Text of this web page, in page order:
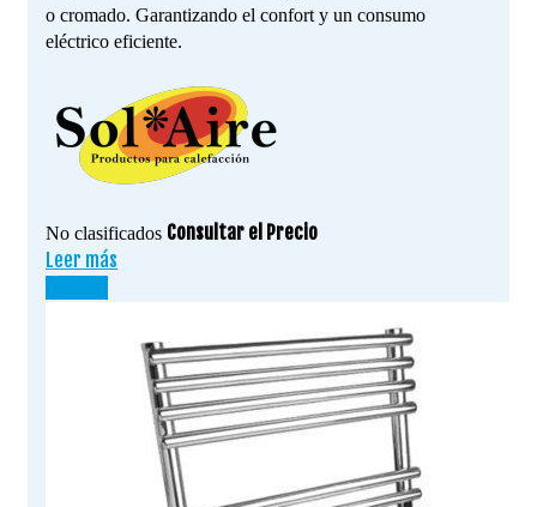
o cromado. Garantizando el confort y un consumo
eléctrico eficiente.
No clasificados Consultar el Precio
Leer más